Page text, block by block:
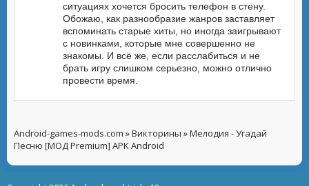
ситуациях хочется бросить телефон в стену.
Обожаю, как разнообразие жанров заставляет
вспоминать старые хиты, но иногда заигрывают
с новинками, которые мне совершенно не
знакомы. И всё же, если расслабиться и не
брать игру слишком серьезно, можно отлично
провести время.
Android-games-mods.com »Викторины » Мелодия - Угадай
Песню [МОД Premium] APK Android